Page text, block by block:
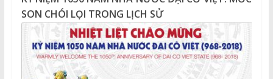
SON CHÓI LỌI TRONG LỊCH SỬ